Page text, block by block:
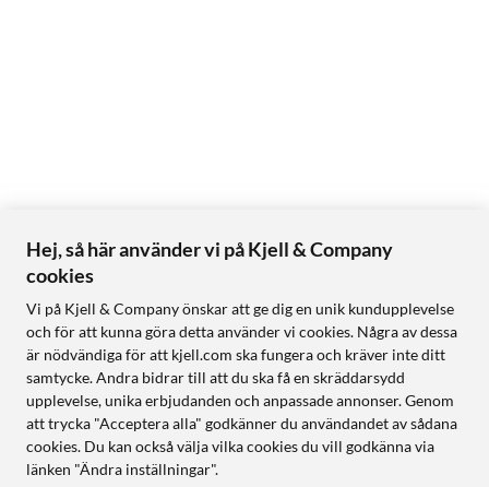
Hej, så här använder vi på Kjell & Company
cookies
Vi på Kjell & Company önskar att ge dig en unik kundupplevelse
och för att kunna göra detta använder vi cookies. Några av dessa
är nödvändiga för att kjell.com ska fungera och kräver inte ditt
samtycke. Andra bidrar till att du ska få en skräddarsydd
upplevelse, unika erbjudanden och anpassade annonser. Genom
att trycka "Acceptera alla" godkänner du användandet av sådana
cookies. Du kan också välja vilka cookies du vill godkänna via
länken "Ändra inställningar".